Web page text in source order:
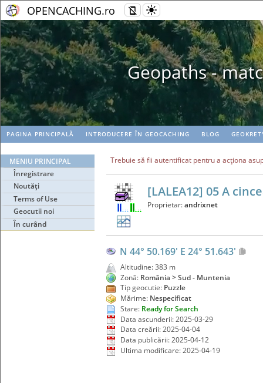
OPENCACHING.ro
Geopaths -
PAGINA PRINCIPALĂ INTRODUCERE ÎN GEOCACHING BLOG
MENIU PRINCIPAL
Înregistrare
Noutăţi
Terms of Use
Geocutii noi
În curând
Trebuie să fii autentificat pentru a acţiona
[LALEA12] 05 A
Proprietar:andrixnet
N 44° 50.169' E 24° 51.643'
Altitudine: 383 m
Zonă: România > Sud - Muntenia
Tip geocutie: Puzzle
Mărime: Nespecificat
Stare: Ready for Search
Data ascunderii: 2025-03-29
Data creării: 2025-04-04
Data publicării: 2025-04-12
Ultima modificare: 2025-04-19